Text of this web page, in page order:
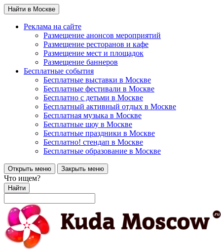
Найти в Москве
Реклама на сайте
Размещение анонсов мероприятий
Размещение ресторанов и кафе
Размещение мест и площадок
Размещение баннеров
Бесплатные события
Бесплатные выставки в Москве
Бесплатные фестивали в Москве
Бесплатно с детьми в Москве
Бесплатный активный отдых в Москве
Бесплатная музыка в Москве
Бесплатные шоу в Москве
Бесплатные праздники в Москве
Бесплатно! стендап в Москве
Бесплатные образование в Москве
Открыть меню Закрыть меню
Что ищем?
Найти